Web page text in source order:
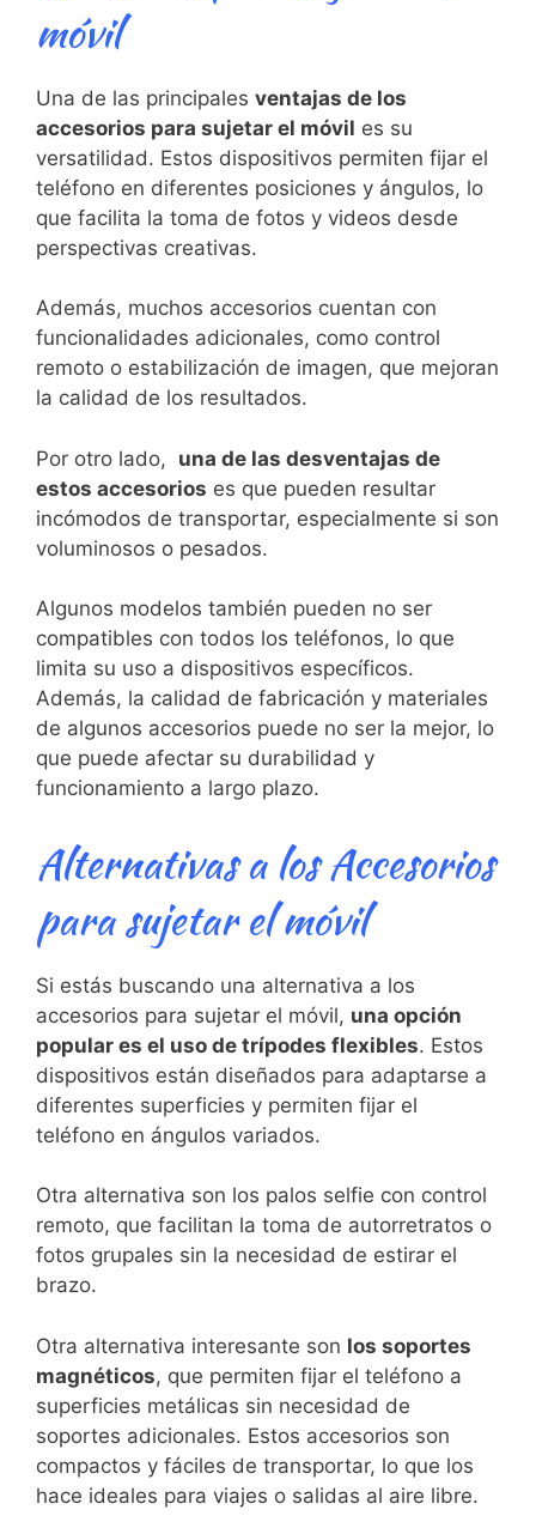
móvil
Una de las principales ventajas de los
accesorios para sujetar el móvil es su
versatilidad. ‍Estos dispositivos permiten fijar el
teléfono en diferentes posiciones y ángulos, lo
que facilita ⁤la toma de fotos y videos desde
perspectivas creativas. ⁣
Además, muchos accesorios cuentan con
⁤funcionalidades adicionales, como control
⁢remoto ‍o estabilización de imagen, ‌que mejoran
la calidad de los‍ resultados.
Por ⁣otro lado, ⁢ una​ de ⁢las desventajas de
estos‌ accesorios es que pueden resultar
incómodos de transportar, especialmente si son
voluminosos o pesados.
Algunos modelos también pueden no ser
compatibles ⁤con todos los teléfonos, lo que
limita su uso a dispositivos específicos.
Además, la calidad de fabricación y materiales⁣
de ‌algunos accesorios puede no ser la mejor, lo
que puede afectar su durabilidad‍ y
funcionamiento a largo plazo.
Alternativas ⁤a⁤ los Accesorios
para sujetar el móvil
Si estás buscando una alternativa⁣ a los
accesorios para sujetar el móvil, una opción
popular es el uso de trípodes flexibles. Estos
dispositivos están diseñados ⁢para adaptarse a
diferentes superficies ‍y permiten fijar⁤ el
teléfono ‍en ángulos variados.
Otra⁣ alternativa son ⁣los palos selfie con control⁢
remoto, ⁣que facilitan la toma de autorretratos o
fotos grupales sin ‌la necesidad de‌ estirar el‍
brazo.
Otra ⁤alternativa ​interesante son los soportes
magnéticos, que permiten fijar el teléfono a
superficies metálicas sin necesidad de
soportes adicionales. Estos accesorios son‌
compactos y fáciles de transportar, lo que los
hace ideales para viajes⁣ o ⁣salidas al aire libre.